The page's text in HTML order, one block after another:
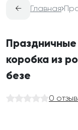
← Главная
Праздничные
коробка из
безе
0